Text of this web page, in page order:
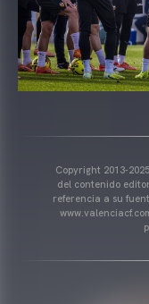
Copyright 2013-
del contenido
referencia a su